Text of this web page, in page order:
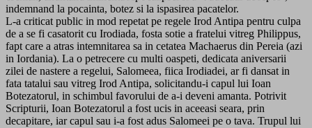
indemnand la pocainta, botez si la ispasirea pacatelor.
L-a criticat public in mod repetat pe regele Irod Antipa pentru culpa
de a se fi casatorit cu Irodiada, fosta sotie a fratelui vitreg Philippus,
fapt care a atras intemnitarea sa in cetatea Machaerus din Pereia (azi
in Iordania). La o petrecere cu multi oaspeti, dedicata aniversarii
zilei de nastere a regelui, Salomeea, fiica Irodiadei, ar fi dansat in
fata tatalui sau vitreg Irod Antipa, solicitandu-i capul lui Ioan
Botezatorul, in schimbul favorului de a-i deveni amanta. Potrivit
Scripturii, Ioan Botezatorul a fost ucis in aceeasi seara, prin
decapitare, iar capul sau i-a fost adus Salomeei pe o tava. Trupul lui